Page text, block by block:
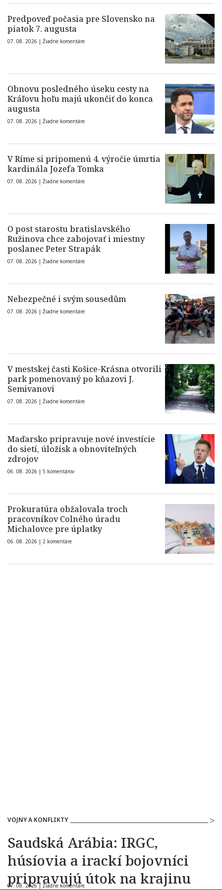
Predpoveď počasia pre Slovensko na
piatok 7. augusta
07. 08. 2026 | Žiadne komentáre
Obnovu posledného úseku cesty na
Kráľovu hoľu majú ukončiť do konca
augusta
07. 08. 2026 | Žiadne komentáre
V Ríme si pripomenú 4. výročie úmrtia
kardinála Jozefa Tomka
07. 08. 2026 | Žiadne komentáre
O post starostu bratislavského
Ružinova chce zabojovať i miestny
poslanec Peter Strapák
07. 08. 2026 | Žiadne komentáre
Nebezpečné i svým sousedům
07. 08. 2026 | Žiadne komentáre
V mestskej časti Košice-Krásna otvorili
park pomenovaný po kňazovi J.
Semivanovi
07. 08. 2026 | Žiadne komentáre
Maďarsko pripravuje nové investície
do sietí, úložísk a obnoviteľných
zdrojov
06. 08. 2026 | 5 komentárov
Prokuratúra obžalovala troch
pracovníkov Colného úradu
Michalovce pre úplatky
06. 08. 2026 | 2 komentáre
VOJNY A KONFLIKTY
Saudská Arábia: IRGC,
húsíovia a irackí bojovníci
pripravujú útok na krajinu
07. 08. 2026 | Žiadne komentáre